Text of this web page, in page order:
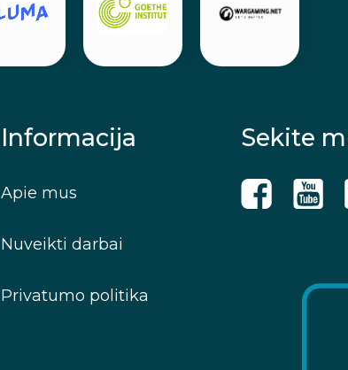
Informacija
Apie mus
Nuveikti darbai
Privatumo politika
Sekite